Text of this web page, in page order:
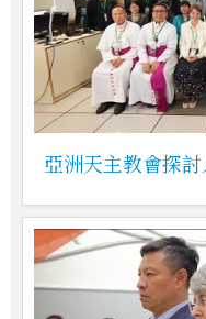
亞洲天主教會探